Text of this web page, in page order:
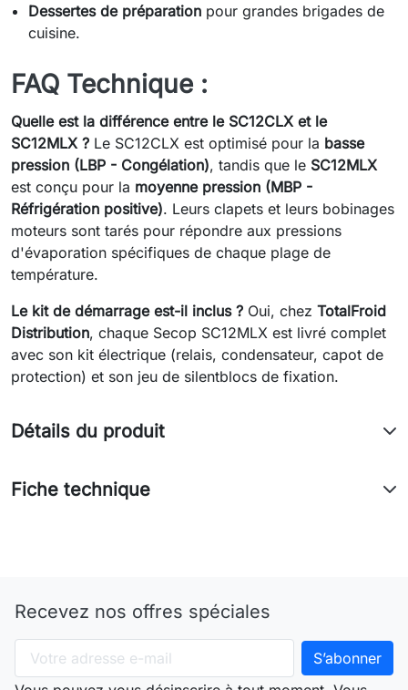
Dessertes de préparation pour grandes brigades de
cuisine.
FAQ Technique :
Quelle est la différence entre le SC12CLX et le
SC12MLX ? Le SC12CLX est optimisé pour la basse
pression (LBP - Congélation), tandis que le SC12MLX
est conçu pour la moyenne pression (MBP -
Réfrigération positive). Leurs clapets et leurs bobinages
moteurs sont tarés pour répondre aux pressions
d'évaporation spécifiques de chaque plage de
température.
Le kit de démarrage est-il inclus ? Oui, chez TotalFroid
Distribution, chaque Secop SC12MLX est livré complet
avec son kit électrique (relais, condensateur, capot de
protection) et son jeu de silentblocs de fixation.
Détails du produit
Fiche technique
Recevez nos offres spéciales